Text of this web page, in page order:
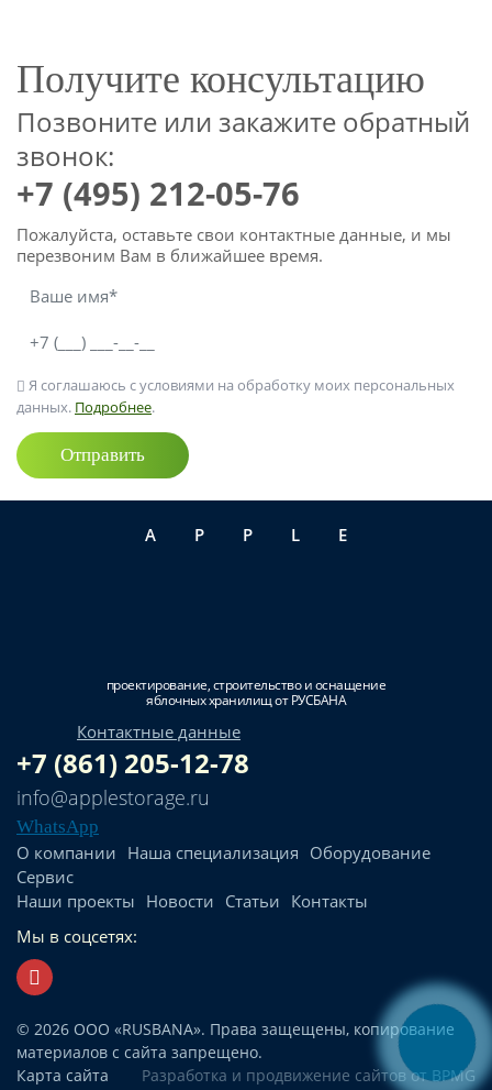
Получите консультацию
Позвоните или закажите обратный
звонок:
+7 (495) 212-05-76
Пожалуйста, оставьте свои контактные данные, и мы
перезвоним Вам в ближайшее время.
Я соглашаюсь с условиями на обработку моих персональных
данных. Подробнее.
Отправить
APPLE
проектирование, строительство и оснащение
яблочных хранилищ от РУСБАНА
Контактные данные
+7 (861) 205-12-78
info@applestorage.ru
WhatsApp
О компании Наша специализация Оборудование
Сервис
Наши проекты Новости Статьи Контакты
Мы в соцсетях:
© 2026 ООО «RUSBANA». Права защещены, копирование
материалов с сайта запрещено.
Карта сайта
Разработка и продвижение сайтовот BPMG